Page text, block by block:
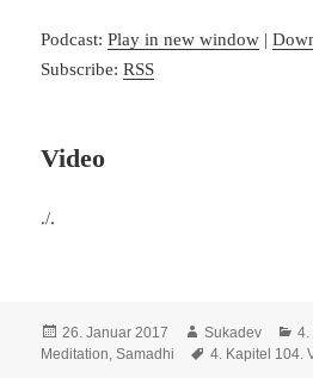
Podcast:Play in new window |
Subscribe:RSS
Video
./.
Veröffentlicht
am
26. Januar 2017 Autor
Sukadev 4.
Meditation, Samadhi
Schlagwörter
4. Kapitel 104.